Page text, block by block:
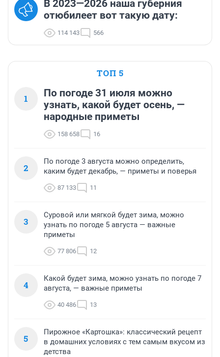
В 2023—2026 наша губерния
отюбилеет вот такую дату:
114 143 566
ТОП 5
1
По погоде 31 июля можно
узнать, какой будет осень, —
народные приметы
158 658 16
2
По погоде 3 августа можно определить,
каким будет декабрь, — приметы и поверья
87 133 11
3
Суровой или мягкой будет зима, можно
узнать по погоде 5 августа — важные
приметы
77 806 12
4
Какой будет зима, можно узнать по погоде 7
августа, — важные приметы
40 486 13
5
Пирожное «Картошка»: классический рецепт
в домашних условиях с тем самым вкусом из
детства